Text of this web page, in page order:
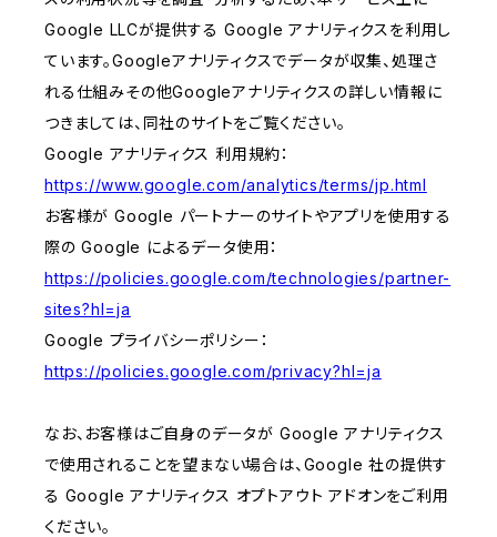
Google LLCが提供する Google アナリティクスを利用し
ています。Googleアナリティクスでデータが収集、処理さ
れる仕組みその他Googleアナリティクスの詳しい情報に
つきましては、同社のサイトをご覧ください。
Google アナリティクス 利用規約：
https://www.google.com/analytics/terms/jp.html
お客様が Google パートナーのサイトやアプリを使用する
際の Google によるデータ使用：
https://policies.google.com/technologies/partner-
sites?hl=ja
Google プライバシーポリシー：
https://policies.google.com/privacy?hl=ja
なお、お客様はご自身のデータが Google アナリティクス
で使用されることを望まない場合は、Google 社の提供す
る Google アナリティクス オプトアウト アドオンをご利用
ください。